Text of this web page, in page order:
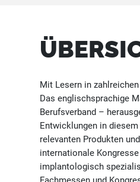
Mit Lesern in
Das englischsprachige
Berufsverband –
Entwicklungen in
relevanten Produkten
internationale
implantologisch